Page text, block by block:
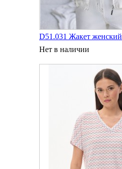
D51.031 Жакет женский
Нет в наличии